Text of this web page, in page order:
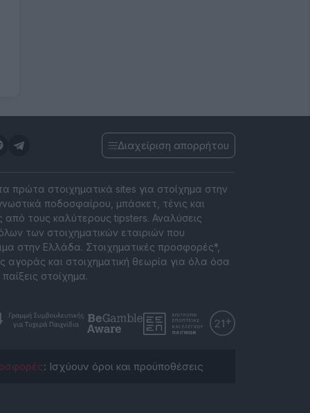
Διαχείριση απορρήτου
πρώτα στοιχηματικά sites για στοίχημα στην
ποδοσφαίρου, μπάσκετ, τένις και
από τους καλύτερους tipsters. Αναλύσεις
των στοιχηματικών εταιριών που
στην Ελλάδα. Στοιχηματικές προσφορές*,
αγοράς και στοιχηματική θεωρία για όλα όσα
στοίχημα.
: Ισχύουν όροι και προϋποθέσεις